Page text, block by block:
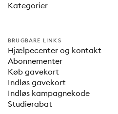
Kategorier
BRUGBARE LINKS
Hjælpecenter og kontakt
Abonnementer
Køb gavekort
Indløs gavekort
Indløs kampagnekode
Studierabat